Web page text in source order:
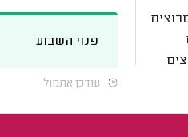
פנוי השבוע
עודכן אתמול